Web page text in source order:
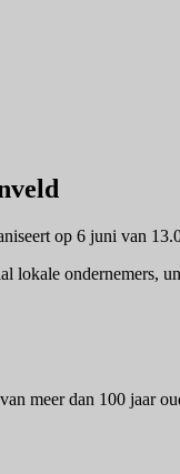
op 6 juni van
ondernemers,
meer dan 100 jaar